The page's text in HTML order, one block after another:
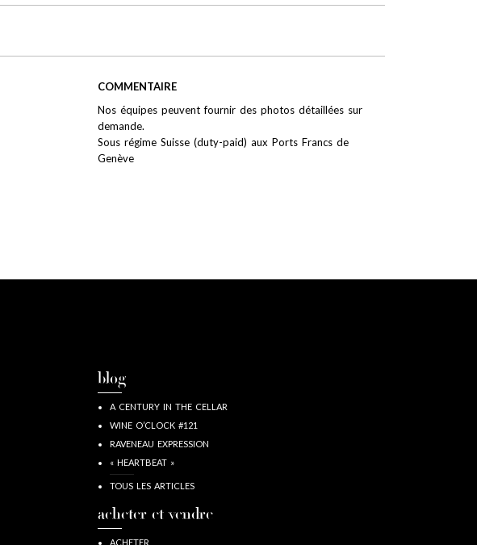
COMMENTAIRE
Nos équipes peuvent fournir des photos détaillées sur
demande.
Sous régime Suisse (duty-paid) aux Ports Francs de
Genève
blog
A CENTURY IN THE CELLAR
WINE O’CLOCK #121
RAVENEAU EXPRESSION
« HEARTBEAT »
TOUS LES ARTICLES
acheter et vendre
ACHETER